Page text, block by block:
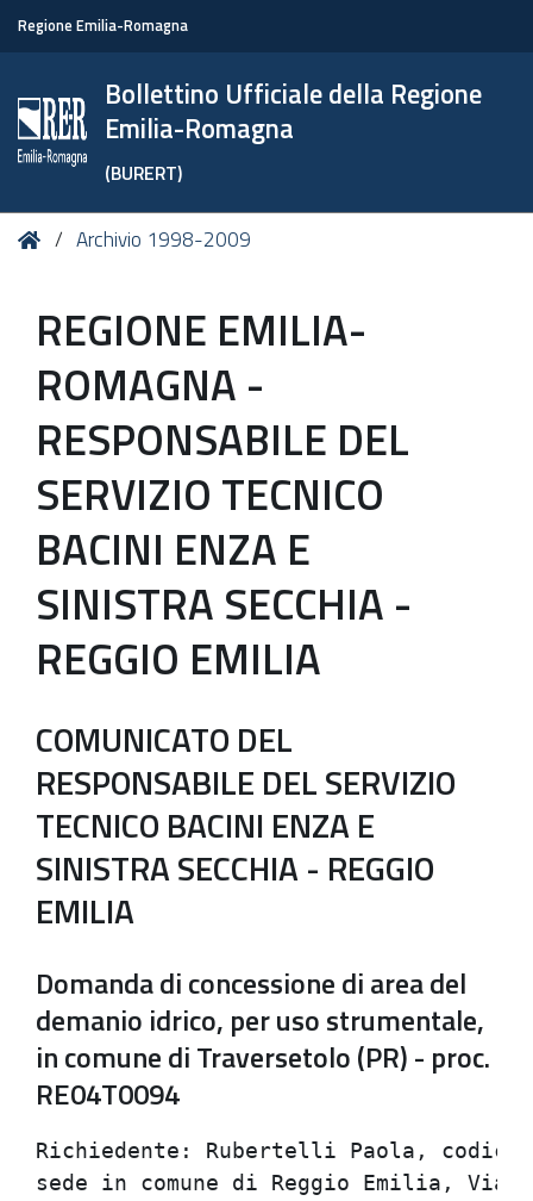
Regione Emilia-Romagna
Bollettino Ufficiale della Regione
Emilia-Romagna
(BURERT)
Tu HomeArchivio 1998-2009
REGIONE EMILIA-
ROMAGNA -
RESPONSABILE DEL
SERVIZIO TECNICO
BACINI ENZA E
SINISTRA SECCHIA -
REGGIO EMILIA
COMUNICATO DEL
RESPONSABILE DEL SERVIZIO
TECNICO BACINI ENZA E
SINISTRA SECCHIA - REGGIO
EMILIA
Domanda di concessione di area del
demanio idrico, per uso strumentale,
in comune di Traversetolo (PR) - proc.
RE04T0094
Richiedente: Rubertelli Paola,
sede in comune di